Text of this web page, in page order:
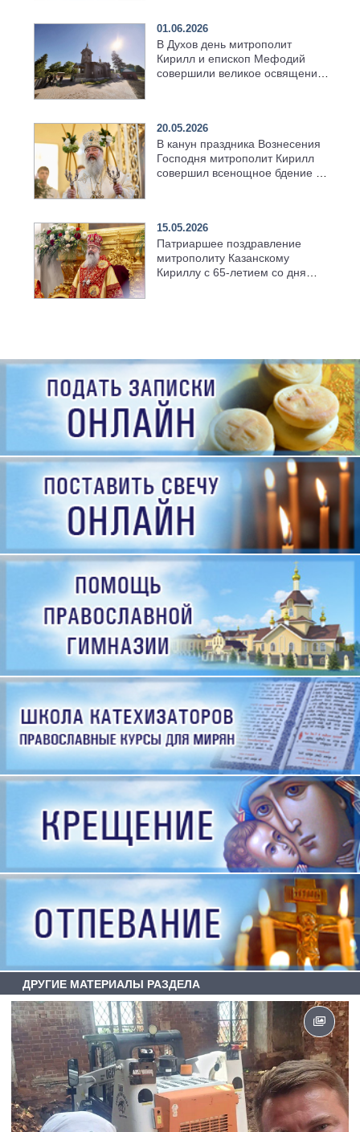
01.06.2026
В Духов день митрополит
Кирилл и епископ Мефодий
совершили великое освящение
20.05.2026
В канун праздника Вознесения
Господня митрополит Кирилл
совершил всенощное бдение в
15.05.2026
Патриаршее поздравление
митрополиту Казанскому
Кириллу с 65-летием со дня
ДРУГИЕ МАТЕРИАЛЫ РАЗДЕЛА